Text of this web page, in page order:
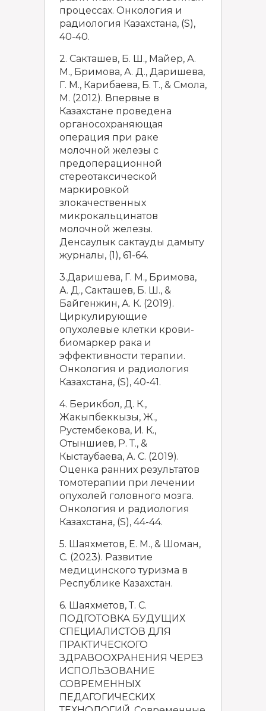
процессах. Онкология и
радиология Казахстана, (S),
40-40.
2. Сакташев, Б. Ш., Майер, А.
М., Бримова, А. Д., Даришева,
Г. М., Карибаева, Б. Т., & Смола,
М. (2012). Впервые в
Казахстане проведена
органосохраняющая
операция при раке
молочной железы с
предоперационной
стереотаксической
маркировкой
злокачественных
микрокальцинатов
молочной железы.
Денсаулык сактауды дамыту
журналы, (1), 61-64.
3.Даришева, Г. М., Бримова,
А. Д., Сакташев, Б. Ш., &
Байгенжин, А. К. (2019).
Циркулирующие
опухолевые клетки крови-
биомаркер рака и
эффективности терапии.
Онкология и радиология
Казахстана, (S), 40-41.
4. Берикбол, Д. К.,
Жакыпбеккызы, Ж.,
Рустембекова, И. К.,
Отыншиев, Р. Т., &
Кыстаубаева, А. С. (2019).
Оценка ранних результатов
томотерапии при лечении
опухолей головного мозга.
Онкология и радиология
Казахстана, (S), 44-44.
5. Шаяхметов, Е. М., & Шоман,
С. (2023). Развитие
медицинского туризма в
Республике Казахстан.
6. Шаяхметов, Т. С.
ПОДГОТОВКА БУДУЩИХ
СПЕЦИАЛИСТОВ ДЛЯ
ПРАКТИЧЕСКОГО
ЗДРАВООХРАНЕНИЯ ЧЕРЕЗ
ИСПОЛЬЗОВАНИЕ
СОВРЕМЕННЫХ
ПЕДАГОГИЧЕСКИХ